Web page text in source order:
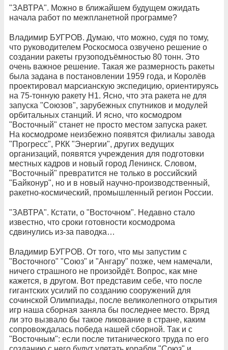
"ЗАВТРА". Можно в ближайшем будущем ожидать
начала работ по межпланетной программе?
Владимир БУГРОВ. Думаю, что можно, судя по тому,
что руководителем Роскосмоса озвучено решение о
создании ракеты грузоподъёмностью 80 тонн. Это
очень важное решение. Такая же размерность ракеты
была задана в постановлении 1959 года, и Королёв
проектировал марсианскую экспедицию, ориентируясь
на 75-тонную ракету Н1. Ясно, что эта ракета не для
запуска "Союзов", зарубежных спутников и модулей
орбитальных станций. И ясно, что космодром
"Восточный" станет не просто местом запуска ракет.
На космодроме неизбежно появятся филиалы завода
"Прогресс", РКК "Энергии", других ведущих
организаций, появятся учреждения для подготовки
местных кадров и новый город Ленинск. Словом,
"Восточный" превратится не только в российский
"Байконур", но и в новый научно-производственный,
ракетно-космический, промышленный регион России.
"ЗАВТРА". Кстати, о "Восточном". Недавно стало
известно, что сроки готовности космодрома
сдвинулись из-за паводка…
Владимир БУГРОВ. От того, что мы запустим с
"Восточного" "Союз" и "Ангару" позже, чем намечали,
ничего страшного не произойдёт. Вопрос, как мне
кажется, в другом. Вот представим себе, что после
гигантских усилий по созданию сооружений для
сочинской Олимпиады, после великолепного открытия
игр наша сборная заняла бы последнее место. Вряд
ли это вызвало бы такое ликование в стране, каким
сопровождалась победа нашей сборной. Так и с
"Восточным": если после титанического труда по его